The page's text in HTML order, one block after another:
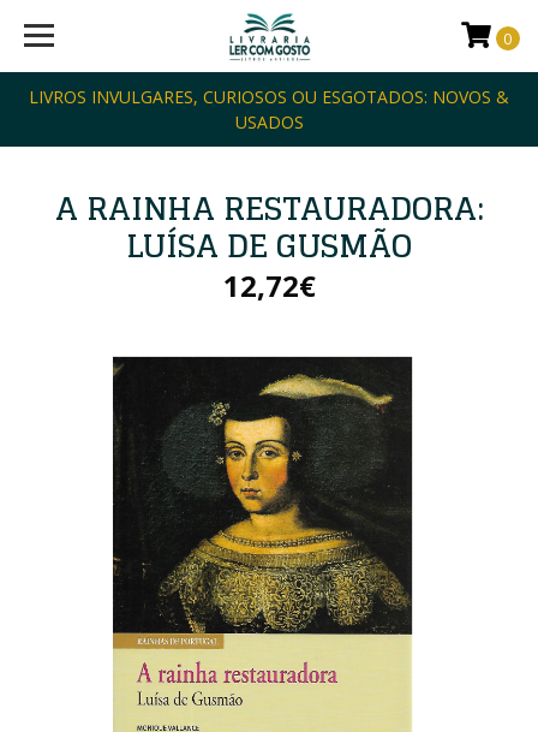
LIVROS INVULGARES, CURIOSOS OU ESGOTADOS: NOVOS &
USADOS
0
A RAINHA RESTAURADORA:
LUÍSA DE GUSMÃO
12,72€